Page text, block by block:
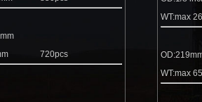
720pcs
26"